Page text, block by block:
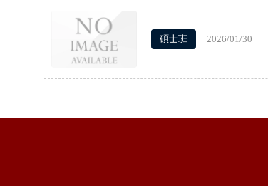
碩士班 2026/01/30